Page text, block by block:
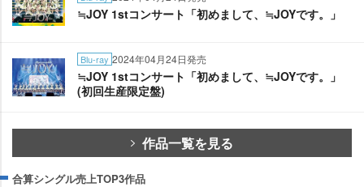
≒JOY 1stコンサート「初めまして、≒JOYです。」
Blu-ray 2024年04月24日発売
≒JOY 1stコンサート「初めまして、≒JOYです。」
(初回生産限定盤)
作品一覧を見る
合算シングル売上TOP3作品